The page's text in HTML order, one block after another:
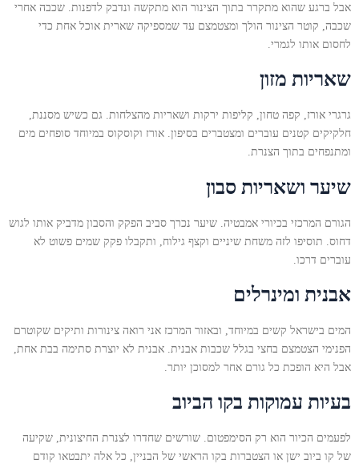
אבל ברגע שהוא מתקרר בתוך הצינור הוא מתקשה ונדבק לדפנות. שכבה אחרי
שכבה, קוטר הצינור הולך ומצטמצם עד שמספיקה שארית אוכל אחת כדי
לחסום אותו לגמרי.
שאריות מזון
גרגרי אורז, קפה טחון, קליפות ירקות ושאריות מהצלחות. גם כשיש מסננת,
חלקיקים קטנים עוברים ומצטברים בסיפון. אורז וקוסקוס במיוחד סופחים מים
ומתנפחים בתוך הצנרת.
שיער ושאריות סבון
הגורם המרכזי בכיורי אמבטיה. שיער נכרך סביב הפקק והסבון מדביק אותו לגוש
דחוס. תוסיפו לזה משחת שיניים וקצף גילוח, ותקבלו פקק שמים פשוט לא
עוברים דרכו.
אבנית ומינרלים
המים בישראל קשים במיוחד, ובאזור המרכז אני רואה צינורות ותיקים שקוטרם
הפנימי הצטמצם בחצי בגלל שכבות אבנית. אבנית לא יוצרת סתימה בבת אחת,
אבל היא הופכת כל גורם אחר למסוכן יותר.
בעיות עמוקות בקו הביוב
לפעמים הכיור הוא רק הסימפטום. שורשים שחדרו לצנרת החיצונית, שקיעה
של קו ביוב ישן או הצטברות בקו הראשי של הבניין, כל אלה יתבטאו קודם